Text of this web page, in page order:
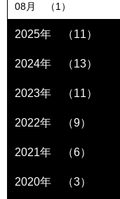
08月 （1）
2025年 （11）
2024年 （13）
2023年 （11）
2022年 （9）
2021年 （6）
2020年 （3）